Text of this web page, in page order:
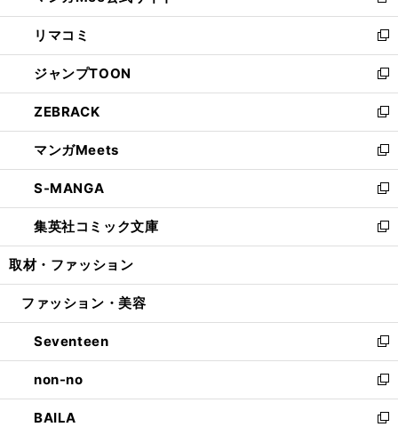
ウ
で
開
く
ン
ド
ウ
で
開
く
ウ
ィ
ン
ド
ウ
で
開
く
し
い
ウ
ィ
ン
ド
ウ
で
開
く
リマコミ
新
し
い
ウ
ィ
ン
ド
ウ
で
開
く
ジャンプTOON
新
し
い
ウ
ィ
ン
ド
ウ
で
開
ZEBRACK
新
し
い
ウ
ィ
ン
ド
ウ
開
マンガMeets
新
し
い
ウ
ィ
ン
ウ
開
く
S-MANGA
新
し
い
ウ
ン
ウ
で
開
く
集英社コミック文庫
新
し
ウ
ン
ド
ウ
で
開
く
取材・ファッション
ファッション・美容
Seventeen
新
し
い
ウ
ィ
non-no
新
し
い
BAILA
新